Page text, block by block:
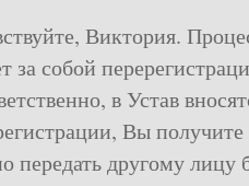
Виктория.
за собой
в Устав
Вы
передать другому лицу